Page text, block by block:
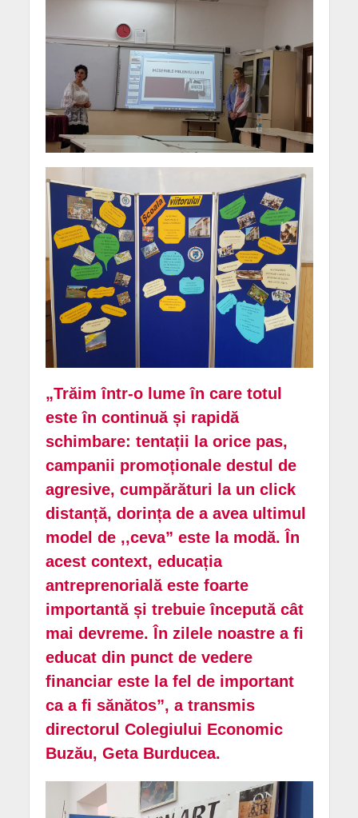
„Trăim într-o lume în care totul
este în continuă și rapidă
schimbare: tentații la orice pas,
campanii promoționale destul de
agresive, cumpărături la un click
distanță, dorința de a avea ultimul
model de ,,ceva” este la modă. În
acest context, educația
antreprenorială este foarte
importantă și trebuie începută cât
mai devreme. În zilele noastre a fi
educat din punct de vedere
financiar este la fel de important
ca a fi sănătos”, a transmis
directorul Colegiului Economic
Buzău, Geta Burducea.